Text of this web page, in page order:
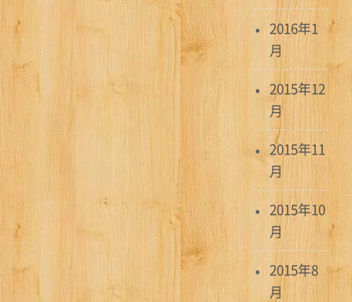
2016年1
月
2015年12
月
2015年11
月
2015年10
月
2015年8
月